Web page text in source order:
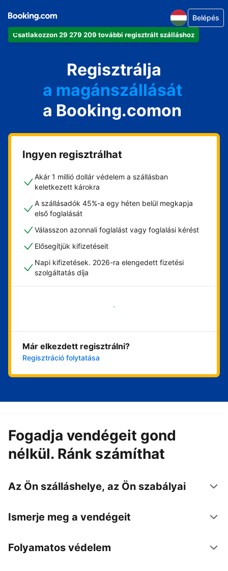
Csatlakozzon 29 279 209 további regisztrált szálláshoz
Belépés
Regisztrálja
az apartmanját
a szállodáját
a magánszállását
a vendégházát
a házát
a Booking.comon
Ingyen regisztrálhat
Akár 1 millió dollár védelem a szállásban
keletkezett károkra
A szállásadók 45%-a egy héten belül megkapja
első foglalását
Válasszon azonnali foglalást vagy foglalási kérést
Elősegítjük kifizetéseit
Napi kifizetések. 2026-ra elengedett fizetési
szolgáltatás díja
Vágjon bele most
Már elkezdett regisztrálni?
Regisztráció folytatása
Fogadja vendégeit gond
nélkül. Ránk számíthat
Az Ön szálláshelye, az Ön szabályai
Ismerje meg a vendégeit
Folyamatos védelem